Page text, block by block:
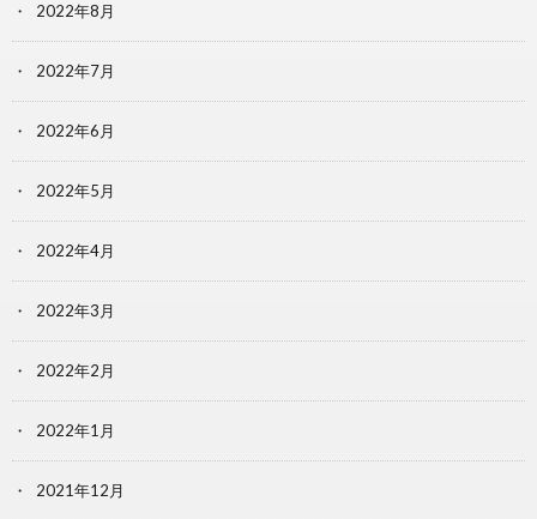
2022年8月
2022年7月
2022年6月
2022年5月
2022年4月
2022年3月
2022年2月
2022年1月
2021年12月